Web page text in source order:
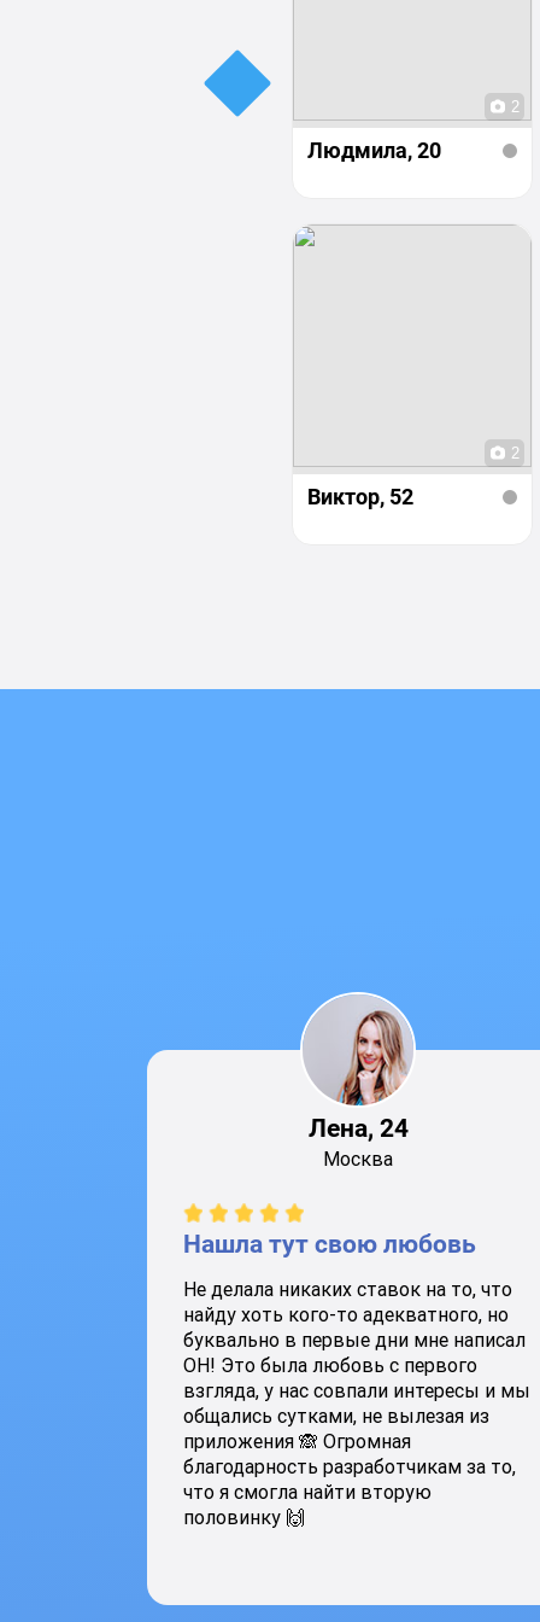
2
Людмила, 20
2
Виктор, 52
Лена, 24
Москва
Нашла тут свою любовь
Не делала никаких ставок на то, что
найду хоть кого-то адекватного, но
буквально в первые дни мне написал
ОН! Это была любовь с первого
взгляда, у нас совпали интересы и мы
общались сутками, не вылезая из
приложения 🙈 Огромная
благодарность разработчикам за то,
что я смогла найти вторую
половинку 🙌